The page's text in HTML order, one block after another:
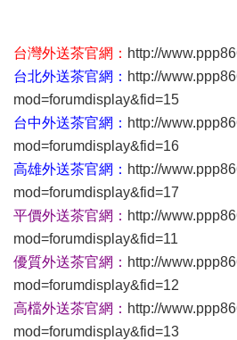
台灣外送茶官網： http://
台北外送茶官網： http://
mod=forumdisplay&fid=15
台中外送茶官網： http://
mod=forumdisplay&fid=16
高雄外送茶官網： http://
mod=forumdisplay&fid=17
平價外送茶官網： http://
mod=forumdisplay&fid=11
優質外送茶官網： http://
mod=forumdisplay&fid=12
高檔外送茶官網： http://
mod=forumdisplay&fid=13